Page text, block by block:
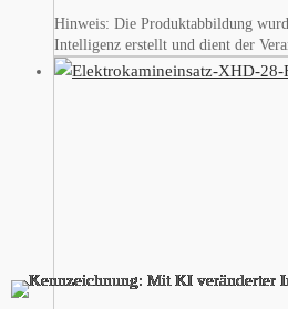
Hinweis: Die Produktabbildung
Intelligenz erstellt und dient der